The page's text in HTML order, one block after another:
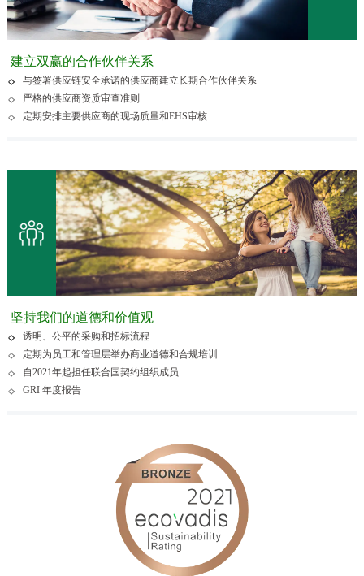
建立双赢的合作伙伴关系
与签署供应链安全承诺的供应商建立长期合作伙伴关系
严格的供应商资质审查准则
定期安排主要供应商的现场质量和EHS审核
坚持我们的道德和价值观
透明、公平的采购和招标流程
定期为员工和管理层举办商业道德和合规培训
自2021年起担任联合国契约组织成员
GRI 年度报告